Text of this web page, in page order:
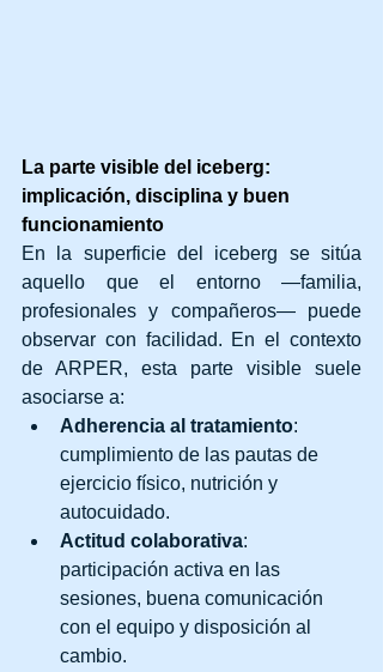
La parte visible del iceberg:
implicación, disciplina y buen
funcionamiento
En la superficie del iceberg se sitúa
aquello que el entorno —familia,
profesionales y compañeros— puede
observar con facilidad. En el contexto
de ARPER, esta parte visible suele
asociarse a:
Adherencia al tratamiento:
cumplimiento de las pautas de
ejercicio físico, nutrición y
autocuidado.
Actitud colaborativa:
participación activa en las
sesiones, buena comunicación
con el equipo y disposición al
cambio.